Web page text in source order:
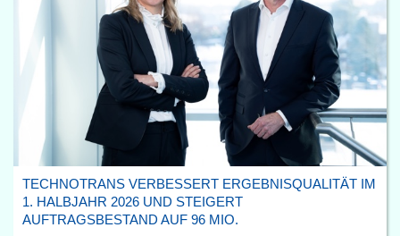
TECHNOTRANS VERBESSERT ERGEBNISQUALITÄT IM
1. HALBJAHR 2026 UND STEIGERT
AUFTRAGSBESTAND AUF 96 MIO.